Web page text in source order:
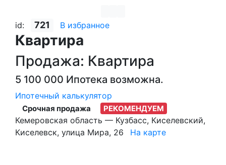
id: 721 В избранное
Квартира
Продажа: Квартира
5 100 000 Ипотека возможна.
Ипотечный калькулятор
Срочная продажа РЕКОМЕНДУЕМ
Кемеровская область — Кузбасс, Киселевский,
Киселевск, улица Мира, 26
На карте